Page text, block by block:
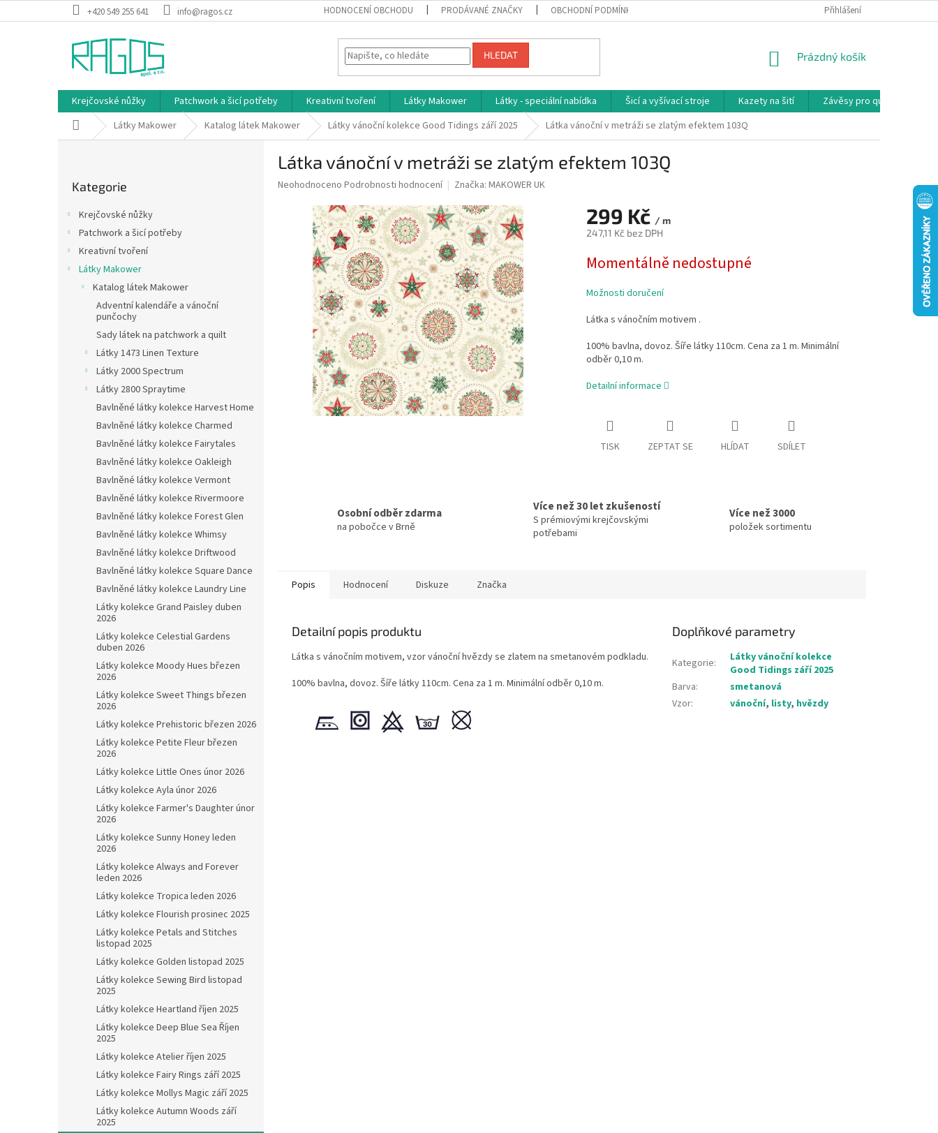
na
+420 549 255 641 info@ragos.cz HODNOCENÍ OBCHODU PRODÁVANÉ ZNAČKY OBCHODNÍ PODMÍNKY REKLAMAČNÍ PODMÍNKY
Přihlášení
HLEDAT
NÁKUPNÍ
Prázdný košík
Krejčovské nůžky Patchwork a šicí potřeby Kreativní tvoření Látky Makower Látky - speciální nabídka Šicí a vyšívací stroje Kazety na šití Závěsy pro quilty
Domů Látky Makower Katalog látek Makower Látky vánoční kolekce Good Tidings září 2025 Látka vánoční v metráži se zlatým efektem 103Q
kategorie
Kategorie
Krejčovské nůžky
Patchwork a šicí potřeby
Kreativní tvoření
Látky Makower
Katalog látek Makower
Adventní kalendáře a vánoční
punčochy
Sady látek na patchwork a quilt
Látky 1473 Linen Texture
Látky 2000 Spectrum
Látky 2800 Spraytime
Bavlněné látky kolekce Harvest Home
Bavlněné látky kolekce Charmed
Bavlněné látky kolekce Fairytales
Bavlněné látky kolekce Oakleigh
Bavlněné látky kolekce Vermont
Bavlněné látky kolekce Rivermoore
Bavlněné látky kolekce Forest Glen
Bavlněné látky kolekce Whimsy
Bavlněné látky kolekce Driftwood
Bavlněné látky kolekce Square Dance
Bavlněné látky kolekce Laundry Line
Látky kolekce Grand Paisley duben
2026
Látky kolekce Celestial Gardens
duben 2026
Látky kolekce Moody Hues březen
2026
Látky kolekce Sweet Things březen
2026
Látky kolekce Prehistoric březen 2026
Látky kolekce Petite Fleur březen
2026
Látky kolekce Little Ones únor 2026
Látky kolekce Ayla únor 2026
Látky kolekce Farmer's Daughter únor
2026
Látky kolekce Sunny Honey leden
2026
Látky kolekce Always and Forever
leden 2026
Látky kolekce Tropica leden 2026
Látky kolekce Flourish prosinec 2025
Látky kolekce Petals and Stitches
listopad 2025
Látky kolekce Golden listopad 2025
Látky kolekce Sewing Bird listopad
2025
Látky kolekce Heartland říjen 2025
Látky kolekce Deep Blue Sea Říjen
2025
Látky kolekce Atelier říjen 2025
Látky kolekce Fairy Rings září 2025
Látky kolekce Mollys Magic září 2025
Látky kolekce Autumn Woods září
2025
Látka vánoční v metráži se zlatým efektem 103Q
Průměrné
produktu
hvězdiček.
Neohodnoceno Podrobnosti hodnocení Značka: MAKOWER UK
299 Kč / m
247,11 Kč bez DPH
cena:
Momentálně nedostupné
Možnosti doručení
Látka s vánočním motivem .
100% bavlna, dovoz. Šíře látky 110cm. Cena za 1 m. Minimální
odběr 0,10 m.
Detailní informace
TISK ZEPTAT SE HLÍDAT SDÍLET
Osobní odběr zdarma
na pobočce v Brně
Více než 30 let zkušeností
S prémiovými krejčovskými
potřebami
Více než 3000
položek sortimentu
Popis Hodnocení Diskuze Značka
Detailní popis produktu
Látka s vánočním motivem, vzor vánoční hvězdy se zlatem na smetanovém podkladu.
100% bavlna, dovoz. Šíře látky 110cm. Cena za 1 m. Minimální odběr 0,10 m.
Doplňkové parametry
Kategorie:
Látky vánoční kolekce
Good Tidings září 2025
Barva:
smetanová
Vzor: vánoční, listy, hvězdy